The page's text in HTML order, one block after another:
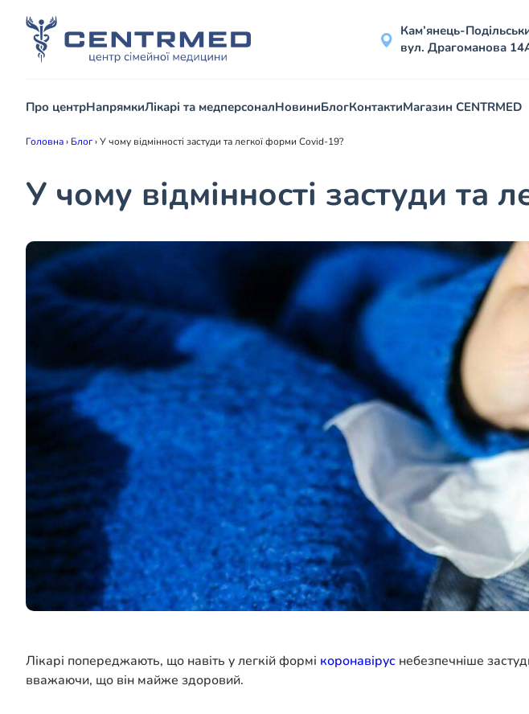
Кам’янець-
вул. Драгоманова
Про центрНапрямкиЛікарі та медперсоналНовиниБлогКонтактиМагазин CENTRMED
Головна› Блог›У чому відмінності застуди та легкої форми Covid-19?
У чому відмінності застуди та
Лікарі попереджають, що навіть у легкій формі коронавірус небезпечніше
вважаючи, що він майже здоровий.